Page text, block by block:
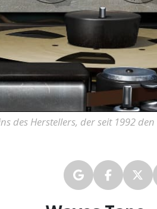
des Herstellers, der seit 1992 den